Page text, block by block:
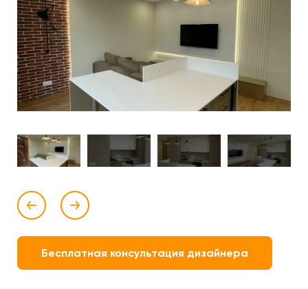
Бесплатная консультация дизайнера